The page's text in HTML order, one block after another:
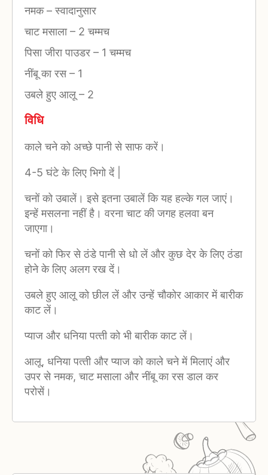
नमक–स्‍वादानुसार
चाट मसाला– 2 चम्‍मच
पिसा जीरा पाउडर – 1 चम्‍मच
नींबू का रस– 1
उबले हुए आलू – 2
विधि
काले चने को अच्‍छे पानी से साफ करें।
4-5 घंटे के लिए भिगो दें |
चनों को उबालें। इसे इतना उबालें कि यह हल्‍के गल जाएं।
इन्‍हें मसलना नहीं है। वरना चाट की जगह हलवा बन
जाएगा।
चनों को फिर से ठंडे पानी से धो लें और कुछ देर के लिए ठंडा
होने के लिए अलग रख दें।
उबले हुए आलू को छील लें और उन्‍हें चौकोर आकार में बारीक
काट लें।
प्‍याज और धनिया पत्‍ती को भी बारीक काट लें।
आलू, धनिया पत्‍ती और प्‍याज को काले चने में मिलाएं और
उपर से नमक, चाट मसाला और नींबू का रस डाल कर
परोसें।